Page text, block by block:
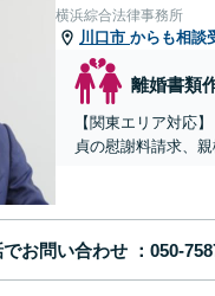
横浜綜合法律事務所
川口市 からも相談
離婚書類
【関東エリア対応
貞の慰謝料請求、
でお問い合わせ